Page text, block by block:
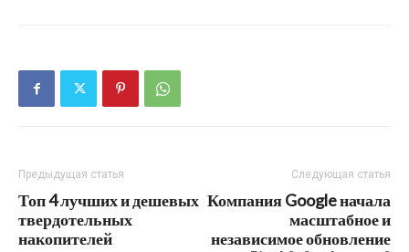
Предыдущая статья
Топ 4 лучших и дешевых
твердотельных
накопителей
Следующая статья
Компания Google начала
масштабное и
независимое обновление